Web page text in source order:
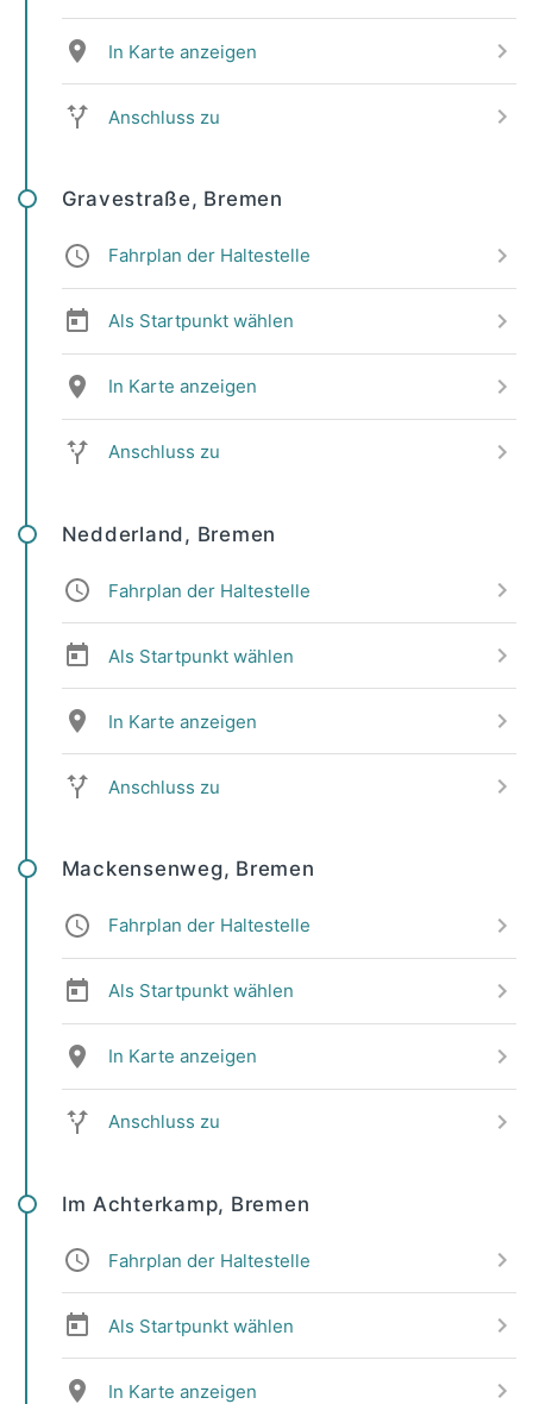
In Karte anzeigen
Anschluss zu
Gravestraße, Bremen
Fahrplan der Haltestelle
Als Startpunkt wählen
In Karte anzeigen
Anschluss zu
Nedderland, Bremen
Fahrplan der Haltestelle
Als Startpunkt wählen
In Karte anzeigen
Anschluss zu
Mackensenweg, Bremen
Fahrplan der Haltestelle
Als Startpunkt wählen
In Karte anzeigen
Anschluss zu
Im Achterkamp, Bremen
Fahrplan der Haltestelle
Als Startpunkt wählen
In Karte anzeigen